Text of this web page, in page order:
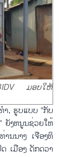
ມອບໃຫ້
ຳ, ຮູບແບບ “ກັບ
ຍັງຫນູນຊ່ວຍໃຫ້
ານນາງ ເຈືອງທິ
ເມືອງ ດັກດວາ